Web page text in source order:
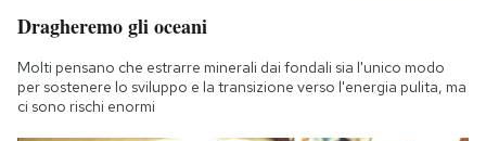
Dragheremo gli oceani
Molti pensano che estrarre minerali dai fondali sia l'unico modo
per sostenere lo sviluppo e la transizione verso l'energia pulita, ma
ci sono rischi enormi